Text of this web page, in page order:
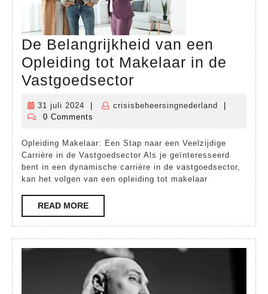
De Belangrijkheid van een
Opleiding tot Makelaar in de
Vastgoedsector
Opleiding
tot
Makelaar
de
Vastgoedsector
31 juli 2024
31
juli
crisisbeheersingnederland
0 Comments
Opleiding Makelaar: Een Stap naar een Veelzijdige
Carrière in de Vastgoedsector Als je geïnteresseerd
bent in een dynamische carrière in de vastgoedsector,
kan het volgen van een opleiding tot makelaar
READ MOREREAD
MORE